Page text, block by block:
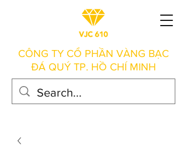
CÔNG TY CỔ PHẦN VÀNG BẠC
ĐÁ QUÝ TP. HỒ CHÍ MINH